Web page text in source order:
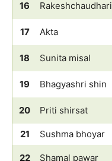
16 Rakeshchaudhari
17 Akta
18 Sunita misal
19 Bhagyashri shin
20 Priti shirsat
21 Sushma bhoyar
22 Shamal pawar